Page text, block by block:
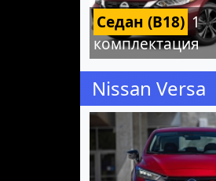
Седан (B18)1
комплектация
Nissan Versa